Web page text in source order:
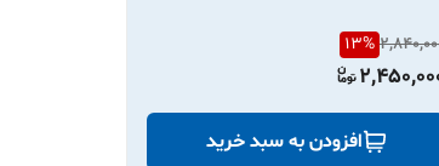
13%
افزودن به سبد خرید